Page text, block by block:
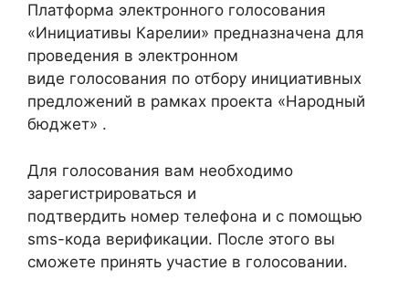
Платформа электронного голосования
«Инициативы Карелии» предназначена для
проведения в электронном
виде голосования по отбору инициативных
предложений в рамках проекта «Народный
бюджет» .
Для голосования вам необходимо
зарегистрироваться и
подтвердить номер телефона и с помощью
sms-кода верификации. После этого вы
сможете принять участие в голосовании.